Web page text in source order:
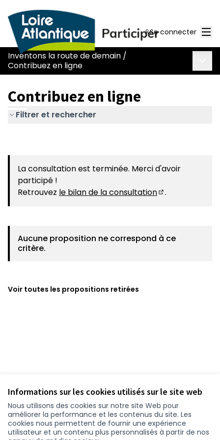
Informations sur les cookies utilisés sur le site web
Nous utilisons des cookies sur notre site Web pour
améliorer la performance et les contenus du site. Les
cookies nous permettent de fournir une expérience
utilisateur et un contenu plus personnalisés à partir de nos
Se connecter
Inventons la route de demain /
Contribuez en ligne
Contribuez en ligne
Filtrer et rechercher
La consultation est terminée. Merci d'avoir
participé !
Retrouvez le bilan de la consultation .
Aucune proposition ne correspond à ce
critère.
Voir toutes les propositions retirées